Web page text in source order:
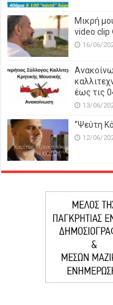
Μικρή
video
16/06/
έως τις
13/06/
‘’Ψεύτη
12/06/